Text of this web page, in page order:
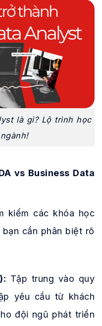
là gì? Lộ trình học
vs Business Data
kiếm các khóa học
cần phân biệt rõ
Tập trung vào quy
yêu cầu từ khách
đội ngũ phát triển